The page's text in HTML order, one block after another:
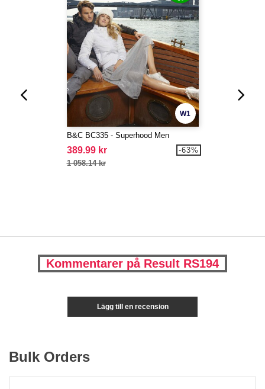
W1
B&C BC335 - Superhood Men
389.99 kr
1 058.14 kr
-63%
Kommentarer på Result RS194
Lägg till en recension
Bulk Orders